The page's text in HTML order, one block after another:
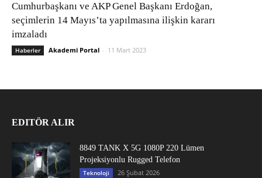
Cumhurbaşkanı ve AKP Genel Başkanı Erdoğan,
seçimlerin 14 Mayıs’ta yapılmasına ilişkin kararı
imzaladı
Haberler Akademi Portal - 11 Mart 2023
EDITÖR ALIR
8849 TANK X 5G 1080P 220 Lümen
Projeksiyonlu Rugged Telefon
Teknoloji 26 Şubat 2026